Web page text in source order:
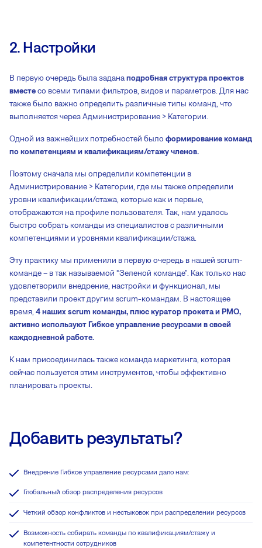
2. Настройки
В первую очередь была заданаподробная структура проектов
вместесо всеми типами фильтров, видов и параметров. Для нас
также было важно определить различные типы команд, что
выполняется через Администрирование > Категории.
Одной из важнейших потребностей было формирование команд
по компетенциям и квалификациям/стажу членов.
Поэтому сначала мы определили компетенции в
Администрирование > Категории, где мы также определили
уровни квалификации/стажа, которые как и первые,
отображаются на профиле пользователя. Так, нам удалось
быстро собрать команды из специалистов с различными
компетенциями и уровнями квалификации/стажа.
Эту практику мы применили в первую очередь в нашей scrum-
команде – в так называемой “Зеленой команде”. Как только нас
удовлетворили внедрение, настройки и функционал, мы
представили проект другим scrum-командам. В настоящее
время, 4 наших scrum команды, плюс куратор прокета и PMO,
активно используют Гибкое управление ресурсами в своей
каждодневной работе.
К нам присоединилась также команда маркетинга, которая
сейчас пользуется этим инструментов, чтобы эффективно
планировать проекты.
Добавить результаты?
Внедрение Гибкое управление ресурсами дало нам:
Глобальный обзор распределения ресурсов
Четкий обзор конфликтов и нестыковок при распределении ресурсов
Возможность собирать команды по квалификациям/стажу и
компетентности сотрудников